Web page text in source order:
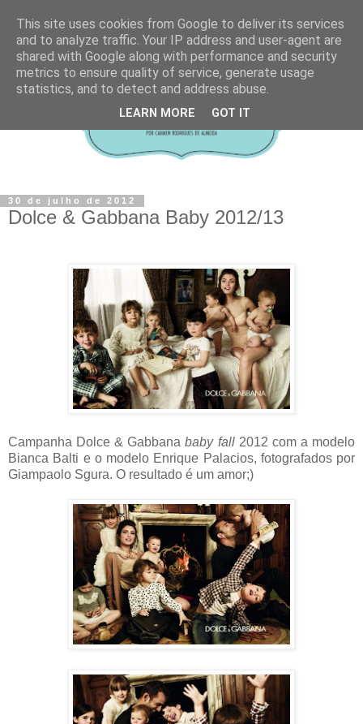
30 de julho de 2012
Dolce & Gabbana Baby 2012/13
Campanha Dolce & Gabbanababy fall 2012 com a modelo
Bianca Balti e o modelo Enrique Palacios, fotografados por
Giampaolo Sgura. O resultado é um amor;)
This site uses cookies from Google to deliver its services
and to analyze traffic. Your IP address and user-agent are
shared with Google along with performance and security
metrics to ensure quality of service, generate usage
statistics, and to detect and address abuse.
LEARN MORE GOT IT